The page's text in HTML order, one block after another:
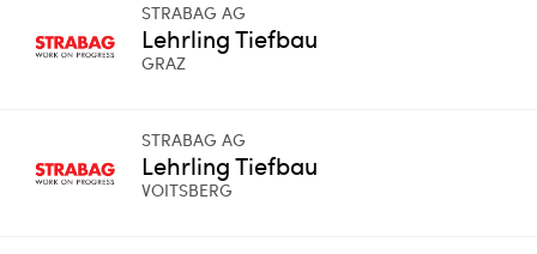
STRABAG AG
Lehrling Tiefbau
GRAZ
STRABAG AG
Lehrling Tiefbau
VOITSBERG